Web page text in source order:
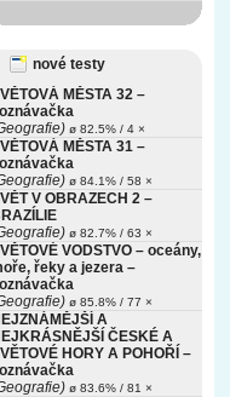
nové testy
MĚSTA 32 –
ø 82.5% / 4 ×
MĚSTA 31 –
ø 84.1% / 58 ×
V OBRAZECH 2 –
ø 82.7% / 63 ×
VODSTVO – oceány,
řeky a jezera –
ø 85.8% / 77 ×
A
ČESKÉ A
HORY A POHOŘÍ –
ø 83.6% / 81 ×